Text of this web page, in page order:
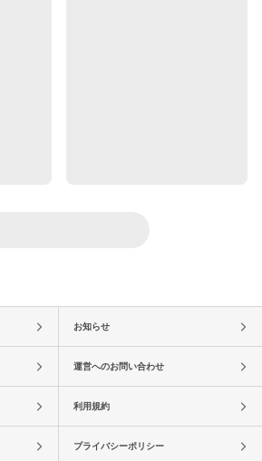
お知らせ
運営へのお問い合わせ
利用規約
プライバシーポリシー